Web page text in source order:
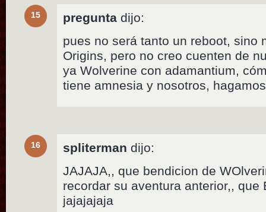
15 pregunta dijo:
pues no será tanto un reboot, sino
Origins, pero no creo cuenten de
ya Wolverine con adamantium,
tiene amnesia y nosotros,
16 spliterman dijo:
JAJAJA,, que bendicion de
recordar su aventura anterior,, que
jajajajaja